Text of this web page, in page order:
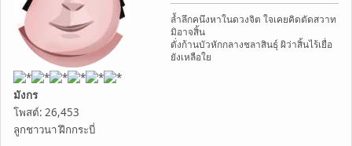
มังกร
โพสต์: 26,453
ลูกชาวนา ฝึกกระบี่
ล้ำลึกคนึงหาในดวงจิต ใจเคยคิดตัดสวาท
มิอาจสิ้น
ดั่งก้านบัวหักกลางชลาสินธุ์ ผิว่าสิ้นไร้เยื่อ
ยังเหลือใย